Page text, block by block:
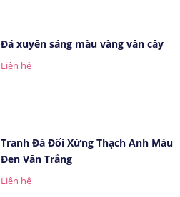
Đá xuyên sáng màu vàng vân cây
Liên hệ
Tranh Đá Đối Xứng Thạch Anh Màu
Đen Vân Trắng
Liên hệ